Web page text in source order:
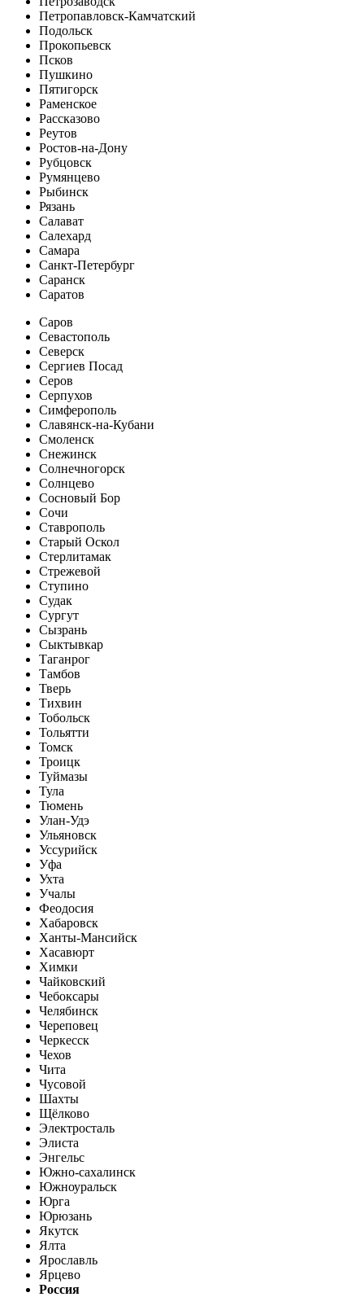
Петропавловск-Камчатский
Подольск
Прокопьевск
Псков
Пушкино
Пятигорск
Раменское
Рассказово
Реутов
Ростов-на-Дону
Рубцовск
Румянцево
Рыбинск
Рязань
Салават
Салехард
Самара
Санкт-Петербург
Саранск
Саратов
Саров
Севастополь
Северск
Сергиев Посад
Серов
Серпухов
Симферополь
Славянск-на-Кубани
Смоленск
Снежинск
Солнечногорск
Солнцево
Сосновый Бор
Сочи
Ставрополь
Старый Оскол
Стерлитамак
Стрежевой
Ступино
Судак
Сургут
Сызрань
Сыктывкар
Таганрог
Тамбов
Тверь
Тихвин
Тобольск
Тольятти
Томск
Троицк
Туймазы
Тула
Тюмень
Улан-Удэ
Ульяновск
Уссурийск
Уфа
Ухта
Учалы
Феодосия
Хабаровск
Ханты-Мансийск
Хасавюрт
Химки
Чайковский
Чебоксары
Челябинск
Череповец
Черкесск
Чехов
Чита
Чусовой
Шахты
Щёлково
Электросталь
Элиста
Энгельс
Южно-сахалинск
Южноуральск
Юрга
Юрюзань
Якутск
Ялта
Ярославль
Ярцево
Россия